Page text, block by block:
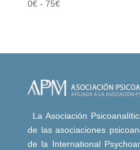
0€- 75€
La Asociación
de las asociaciones
de la International